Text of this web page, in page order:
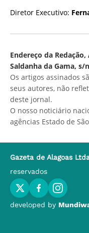
Diretor Executivo:
Endereço da
Saldanha da Gama, s/
Os artigos assinados
seus autores, não
deste jornal.
O nosso noticiário
agências Estado de
Gazeta de Alagoas
reservados
developed by